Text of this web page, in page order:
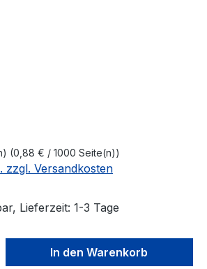
(0,88 € / 1000 Seite(n))
zzgl. Versandkosten
Lieferzeit: 1-3 Tage
Gib den
In den Warenkorb